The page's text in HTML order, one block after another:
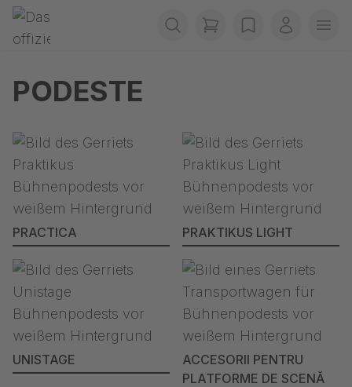
Sari navigația
Gerriets
items in cart, view
wishlistContul
PODESTE
PRACTICA PRAKTIKUS LIGHT
UNISTAGE
ACCESORII PENTRU
PLATFORME DE SCENĂ